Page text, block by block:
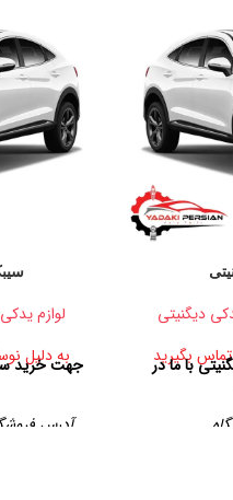
دیگنیتی
بگیرید
با ما در
لوازم
به دلیل
جهت خرید
آدرس